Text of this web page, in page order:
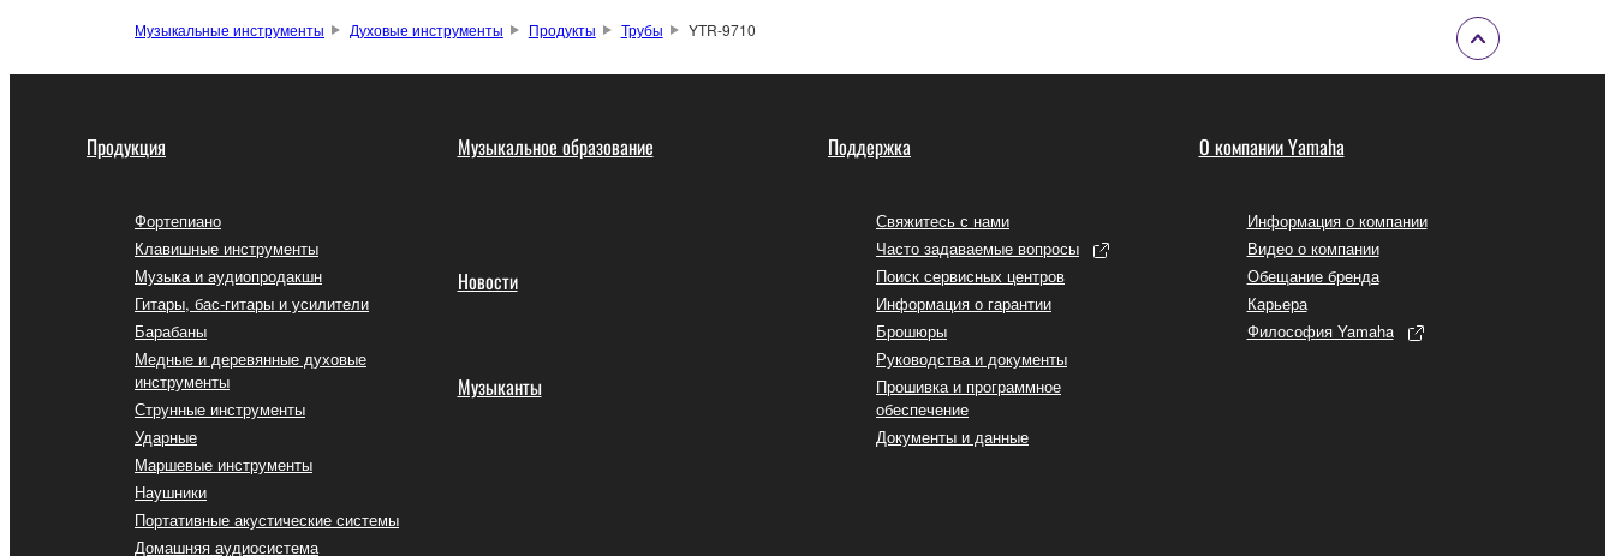
Музыкальные инструменты Духовые инструменты Продукты Трубы YTR-9710
Продукция
Фортепиано
Клавишные инструменты
Музыка и аудиопродакшн
Гитары, бас-гитары и усилители
Барабаны
Медные и деревянные духовые
инструменты
Струнные инструменты
Ударные
Маршевые инструменты
Наушники
Портативные акустические системы
Домашняя аудиосистема
Музыкальное образование
Новости
Музыканты
Поддержка
Свяжитесь с нами
Часто задаваемые вопросы
Поиск сервисных центров
Информация о гарантии
Брошюры
Руководства и документы
Прошивка и программное
обеспечение
Документы и данные
О компании Yamaha
Информация о компании
Видео о компании
Обещание бренда
Карьера
Философия Yamaha